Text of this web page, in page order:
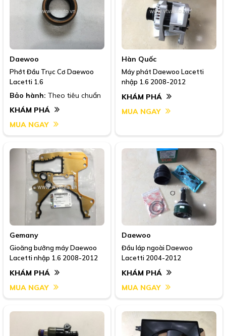
Daewoo
Phớt Đầu Trục Cơ Daewoo
Lacetti 1.6
Bảo hành: Theo tiêu chuẩn
KHÁM PHÁ
MUA NGAY
Hàn Quốc
Máy phát Daewoo Lacetti
nhập 1.6 2008-2012
KHÁM PHÁ
MUA NGAY
Gemany
Gioăng bưởng máy Daewoo
Lacetti nhập 1.6 2008-2012
KHÁM PHÁ
MUA NGAY
Daewoo
Đầu láp ngoài Daewoo
Lacetti 2004-2012
KHÁM PHÁ
MUA NGAY